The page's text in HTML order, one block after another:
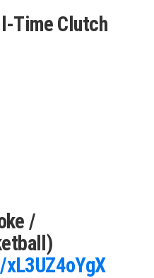
Time Clutch
/